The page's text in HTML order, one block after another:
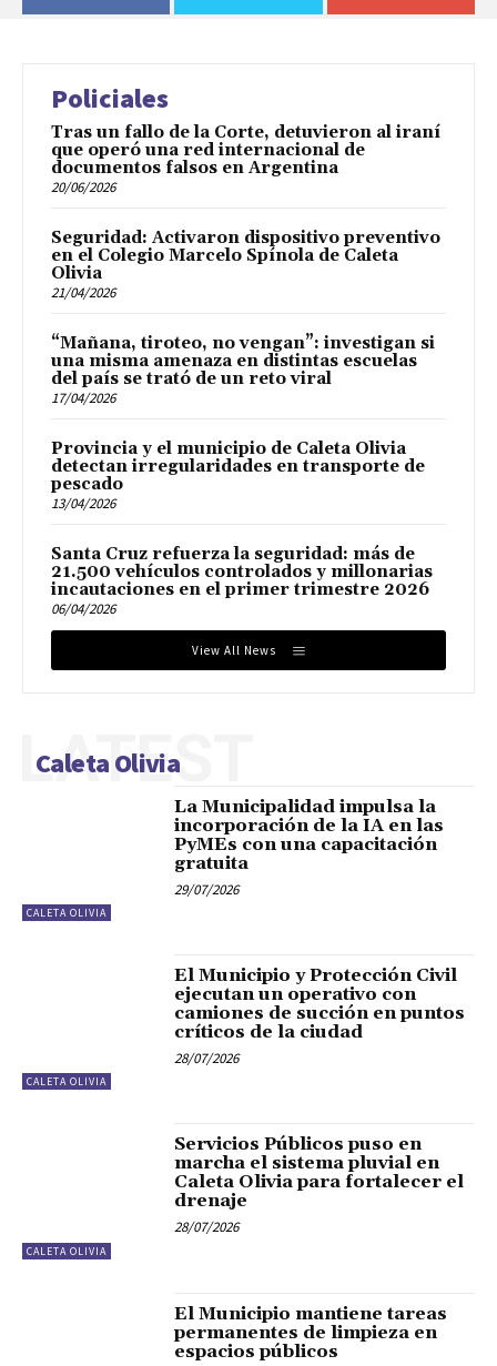
Policiales
Tras un fallo de la Corte, detuvieron al iraní
que operó una red internacional de
documentos falsos en Argentina
20/06/2026
Seguridad: Activaron dispositivo preventivo
en el Colegio Marcelo Spínola de Caleta
Olivia
21/04/2026
“Mañana, tiroteo, no vengan”: investigan si
una misma amenaza en distintas escuelas
del país se trató de un reto viral
17/04/2026
Provincia y el municipio de Caleta Olivia
detectan irregularidades en transporte de
pescado
13/04/2026
Santa Cruz refuerza la seguridad: más de
21.500 vehículos controlados y millonarias
incautaciones en el primer trimestre 2026
06/04/2026
View All News
Caleta Olivia
LATEST
CALETA OLIVIA
La Municipalidad impulsa la
incorporación de la IA en las
PyMEs con una capacitación
gratuita
29/07/2026
CALETA OLIVIA
El Municipio y Protección Civil
ejecutan un operativo con
camiones de succión en puntos
críticos de la ciudad
28/07/2026
CALETA OLIVIA
Servicios Públicos puso en
marcha el sistema pluvial en
Caleta Olivia para fortalecer el
drenaje
28/07/2026
El Municipio mantiene tareas
permanentes de limpieza en
espacios públicos